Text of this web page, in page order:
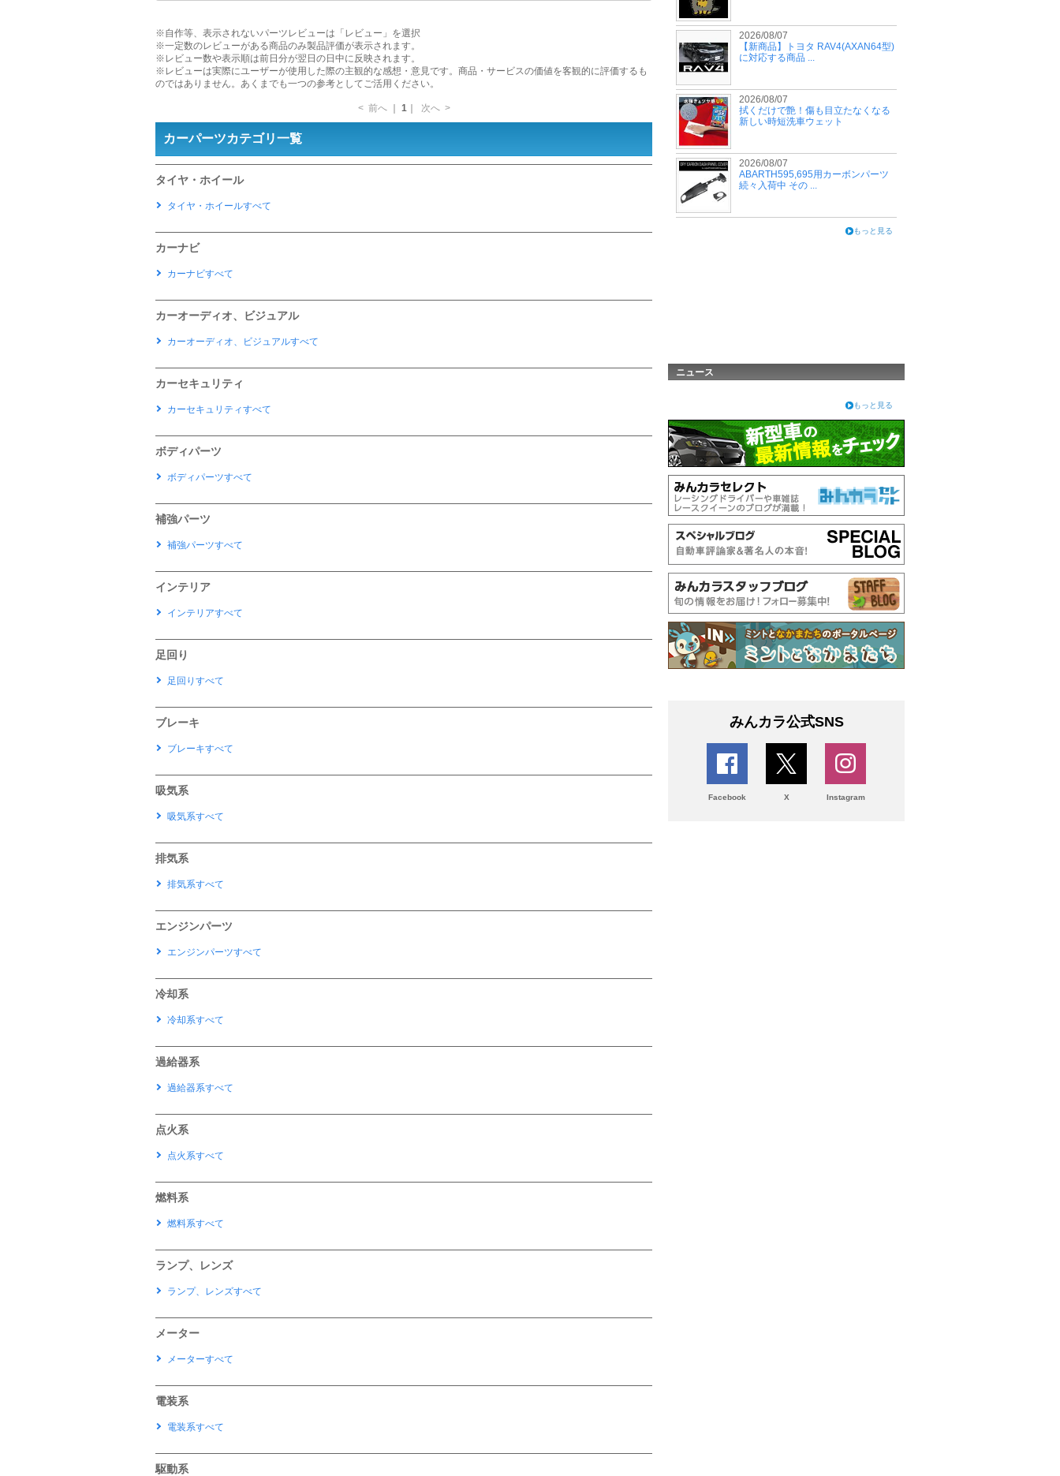
※自作等、表示されないパーツレビューは「レビュー」を選択
※一定数のレビューがある商品のみ製品評価が表示されます。
※レビュー数や表示順は前日分が翌日の日中に反映されます。
※レビューは実際にユーザーが使用した際の主観的な感想・意見です。商品・サービスの価値を客観的に評価するも
のではありません。あくまでも一つの参考としてご活用ください。
< 前へ 1｜ 次へ >
カーパーツカテゴリ一覧
タイヤ・ホイール
タイヤ・ホイールすべて
カーナビ
カーナビすべて
カーオーディオ、ビジュアル
カーオーディオ、ビジュアルすべて
カーセキュリティ
カーセキュリティすべて
ボディパーツ
ボディパーツすべて
補強パーツ
補強パーツすべて
インテリア
インテリアすべて
足回り
足回りすべて
ブレーキ
ブレーキすべて
吸気系
吸気系すべて
排気系
排気系すべて
エンジンパーツ
エンジンパーツすべて
冷却系
冷却系すべて
過給器系
過給器系すべて
点火系
点火系すべて
燃料系
燃料系すべて
ランプ、レンズ
ランプ、レンズすべて
メーター
メーターすべて
電装系
電装系すべて
駆動系
2026/08/07
【新商品】トヨタ RAV4(AXAN64型)
に対応する商品 ...
2026/08/07
拭くだけで艶！傷も目立たなくなる
新しい時短洗車ウェット
2026/08/07
ABARTH595,695用カーボンパーツ
続々入荷中 その ...
もっと見る
ニュース
もっと見る
みんカラ公式SNS
Facebook X Instagram